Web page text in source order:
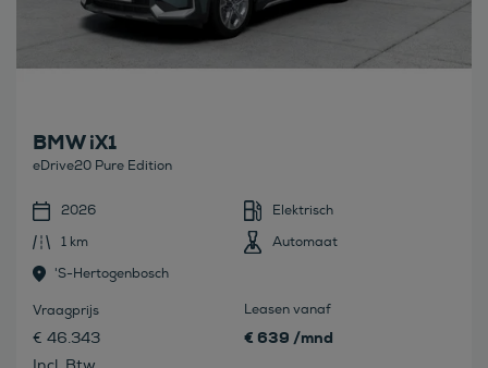
BMW iX1
eDrive20 Pure Edition
2026
Elektrisch
1 km
Automaat
's-Hertogenbosch
Vraagprijs
€ 46.343
Leasen vanaf
€ 639 /mnd